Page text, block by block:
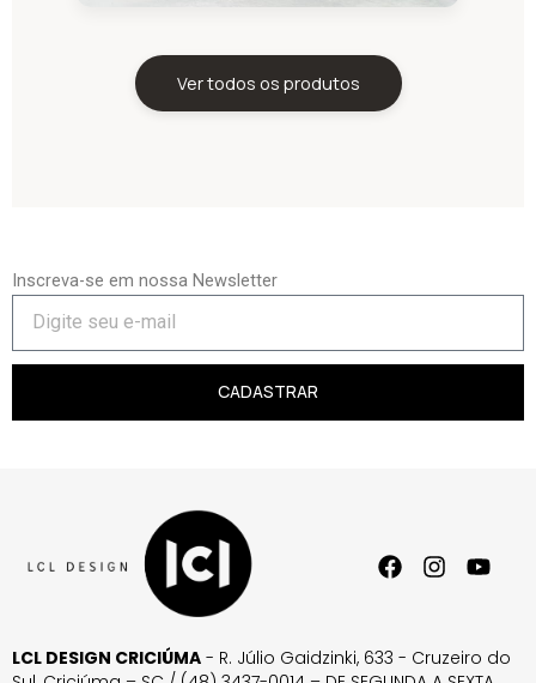
Ver todos os produtos
Inscreva-se em nossa Newsletter
CADASTRAR
LCL DESIGN CRICIÚMA - R. Júlio Gaidzinki, 633 - Cruzeiro do